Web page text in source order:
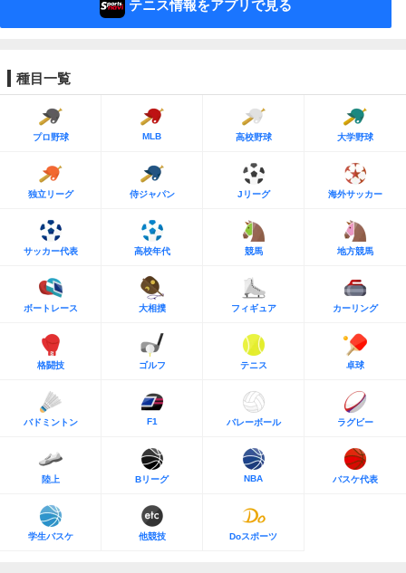
テニス情報をアプリで見る
種目一覧
プロ野球 MLB 高校野球 大学野球
独立リーグ 侍ジャパン Jリーグ 海外サッカー
サッカー代表 高校年代 競馬 地方競馬
ボートレース 大相撲 フィギュア カーリング
格闘技 ゴルフ テニス 卓球
バドミントン F1 バレーボール ラグビー
陸上 Bリーグ NBA バスケ代表
学生バスケ 他競技 Doスポーツ